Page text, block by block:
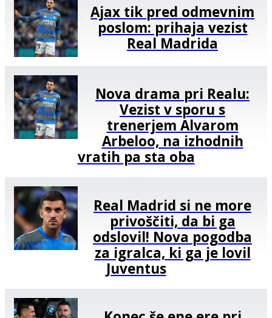
Ajax tik pred odmevnim
poslom: prihaja vezist
Real Madrida
Nova drama pri Realu:
Vezist v sporu s
trenerjem Alvarom
Arbeloo, na izhodnih
vratih pa sta oba
Real Madrid si ne more
privoščiti, da bi ga
odslovil! Nova pogodba
za igralca, ki ga je lovil
Juventus